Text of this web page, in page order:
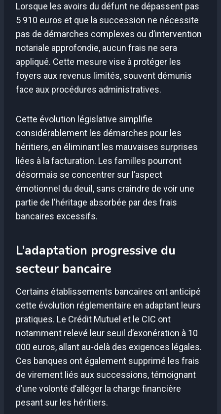
Lorsque les avoirs du défunt ne dépassent pas
5 910 euros et que la succession ne nécessite
pas de démarches complexes ou d’intervention
notariale approfondie, aucun frais ne sera
appliqué. Cette mesure vise à protéger les
foyers aux revenus limités, souvent démunis
face aux procédures administratives.
Cette évolution législative simplifie
considérablement les démarches pour les
héritiers, en éliminant les mauvaises surprises
liées à la facturation. Les familles pourront
désormais se concentrer sur l’aspect
émotionnel du deuil, sans craindre de voir une
partie de l’héritage absorbée par des frais
bancaires excessifs.
L’adaptation progressive du
secteur bancaire
Certains établissements bancaires ont anticipé
cette évolution réglementaire en adaptant leurs
pratiques. Le Crédit Mutuel et le CIC ont
notamment relevé leur seuil d’exonération à 10
000 euros, allant au-delà des exigences légales.
Ces banques ont également supprimé les frais
de virement liés aux successions, témoignant
d’une volonté d’alléger la charge financière
pesant sur les héritiers.